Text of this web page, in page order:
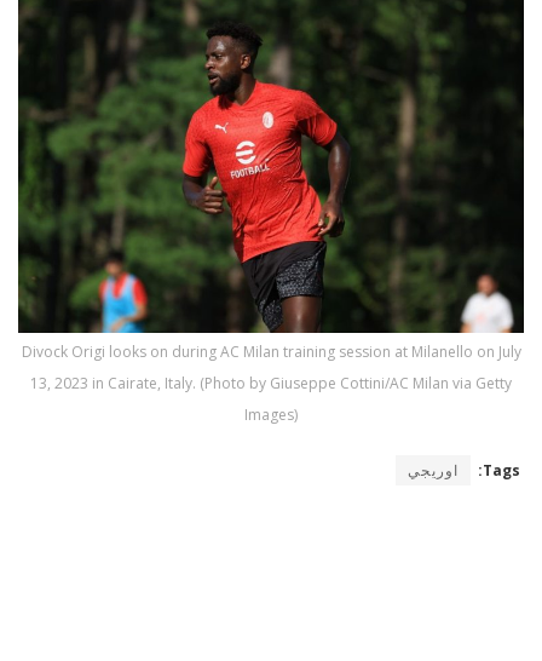
Divock Origi looks on during AC Milan training session at Milanello on July
13, 2023 in Cairate, Italy. (Photo by Giuseppe Cottini/AC Milan via Getty
Images)
Tags: اوريجي